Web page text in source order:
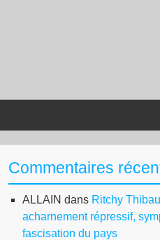
Commentaires
ALLAIN dans Ritchy
acharnement répressif,
fascisation du pays